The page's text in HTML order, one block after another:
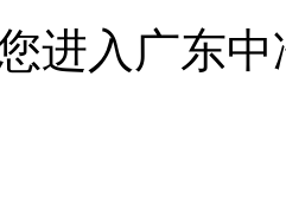
进入广东